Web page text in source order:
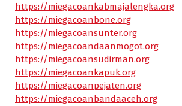
https://miegacoankabmajalengka.org
https://miegacoanbone.org
https://miegacoansunter.org
https://miegacoandaanmogot.org
https://miegacoansudirman.org
https://miegacoankapuk.org
https://miegacoanpejaten.org
https://miegacoanbandaaceh.org